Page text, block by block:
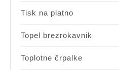
Tisk na platno
Topel brezrokavnik
Toplotne črpalke